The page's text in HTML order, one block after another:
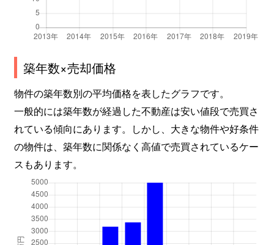
築年数×売却価格
物件の築年数別の平均価格を表したグラフです。
一般的には築年数が経過した不動産は安い値段で売買さ
れている傾向にあります。しかし、大きな物件や好条件
の物件は、築年数に関係なく高値で売買されているケー
スもあります。